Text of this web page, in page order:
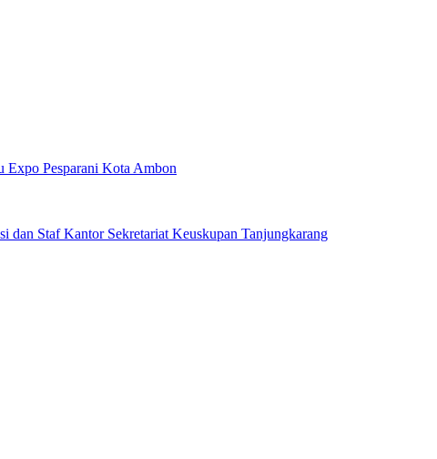
Expo Pesparani Kota Ambon
dan Staf Kantor Sekretariat Keuskupan Tanjungkarang